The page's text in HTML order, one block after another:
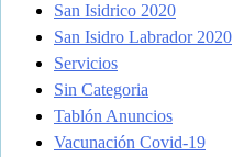
San Isidrico 2020
San Isidro Labrador 2020
Servicios
Sin Categoria
Tablón Anuncios
Vacunación Covid-19